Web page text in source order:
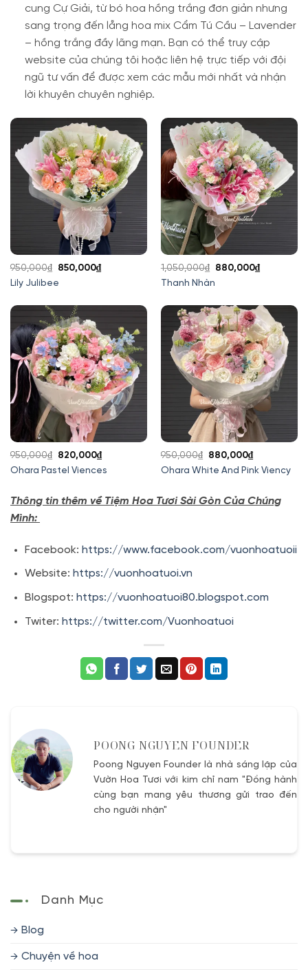
cung Cự Giải, từ bó hoa hồng trắng đơn giản nhưng
sang trọng đến lẵng hoa mix Cẩm Tú Cầu – Lavender
– hồng trắng đầy lãng mạn. Bạn có thể truy cập
website của chúng tôi hoặc liên hệ trực tiếp với đội
ngũ tư vấn để được xem các mẫu mới nhất và nhận
lời khuyên chuyên nghiệp.
Lily Julibee
950,000₫
Giá
gốc
950,000₫.
850,000₫Giá
là:
Thanh Nhàn
1,050,000₫
Giá
gốc
1,050,000₫.
880,000₫Giá
là:
880,000₫.
Ohara Pastel Viences
950,000₫
Giá
gốc
950,000₫.
820,000₫Giá
hiện
là:
Ohara White And Pink Viency
950,000₫
Giá
gốc
950,000₫.
880,000₫Giá
hiện
là:
Thông tin thêm về Tiệm Hoa Tươi Sài Gòn Của Chúng
Mình:
Facebook: https://www.facebook.com/vuonhoatuoii
Website: https://vuonhoatuoi.vn
Blogspot: https://vuonhoatuoi80.blogspot.com
Twiter: https://twitter.com/Vuonhoatuoi
POONG NGUYEN FOUNDER
Poong Nguyen Founder là nhà sáng lập của
Vườn Hoa Tươi với kim chỉ nam "Đồng hành
cùng bạn mang yêu thương gửi trao đến
cho người nhận"
Danh Mục
Blog
Chuyện về hoa